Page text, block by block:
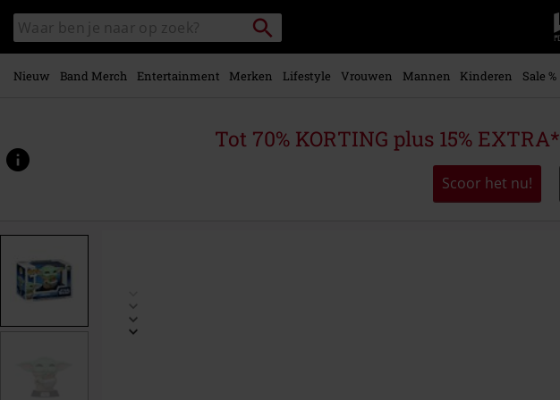
naar
hoofdinhoud
Zoek
in
catalogus
Packstation
zoeken
Nieuw Band Merch Entertainment Merken Lifestyle Vrouwen Mannen Kinderen Sale %
Tot 70% KORTING plus 15% EXTRA*
Scoor het nu!
www.large.nl/p/the-